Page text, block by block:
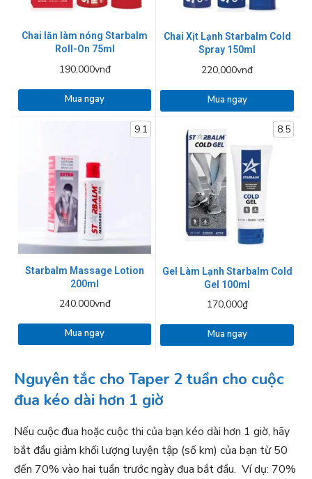
Chai lăn làm nóng Starbalm
Roll-On 75ml
190,000vnđ
Mua ngay
Chai Xịt Lạnh Starbalm Cold
Spray 150ml
220,000vnđ
Mua ngay
9.1
Starbalm Massage Lotion
200ml
240.000vnđ
Mua ngay
8.5
Gel Làm Lạnh Starbalm Cold
Gel 100ml
170,000₫
Mua ngay
Nguyên tắc cho Taper 2 tuần cho cuộc
đua kéo dài hơn 1 giờ
Nếu cuộc đua hoặc cuộc thi của bạn kéo dài hơn 1 giờ, hãy
bắt đầu giảm khối lượng luyện tập (số km) của bạn từ 50
đến 70% vào hai tuần trước ngày đua bắt đầu. Ví dụ: 70%